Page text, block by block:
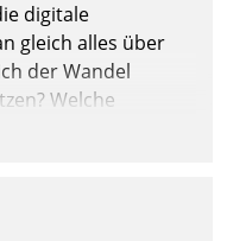
digitale
gleich alles über
der Wandel
Welche